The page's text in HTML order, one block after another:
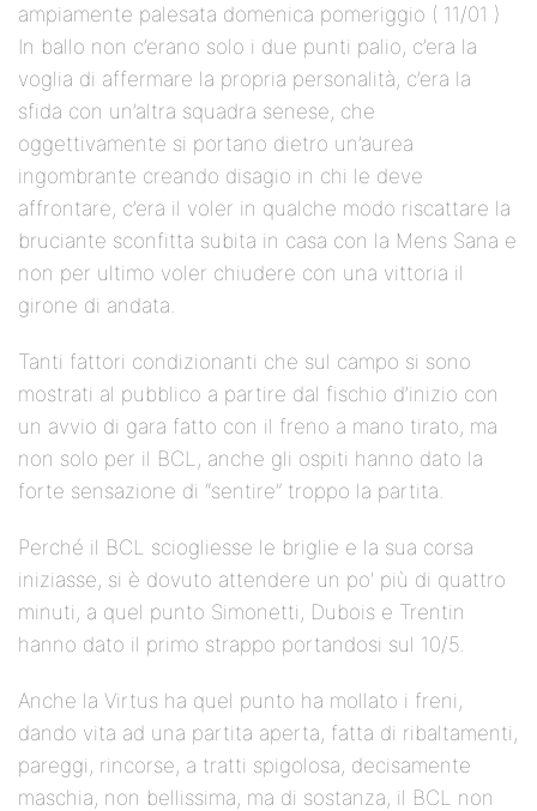
ampiamente palesata domenica pomeriggio ( 11/01 )
In ballo non c’erano solo i due punti palio, c’era la
voglia di affermare la propria personalità, c’era la
sfida con un’altra squadra senese, che
oggettivamente si portano dietro un’aurea
ingombrante creando disagio in chi le deve
affrontare, c’era il voler in qualche modo riscattare la
bruciante sconfitta subita in casa con la Mens Sana e
non per ultimo voler chiudere con una vittoria il
girone di andata.
Tanti fattori condizionanti che sul campo si sono
mostrati al pubblico a partire dal fischio d’inizio con
un avvio di gara fatto con il freno a mano tirato, ma
non solo per il BCL, anche gli ospiti hanno dato la
forte sensazione di “sentire” troppo la partita.
Perché il BCL sciogliesse le briglie e la sua corsa
iniziasse, si è dovuto attendere un po' più di quattro
minuti, a quel punto Simonetti, Dubois e Trentin
hanno dato il primo strappo portandosi sul 10/5.
Anche la Virtus ha quel punto ha mollato i freni,
dando vita ad una partita aperta, fatta di ribaltamenti,
pareggi, rincorse, a tratti spigolosa, decisamente
maschia, non bellissima, ma di sostanza, il BCL non